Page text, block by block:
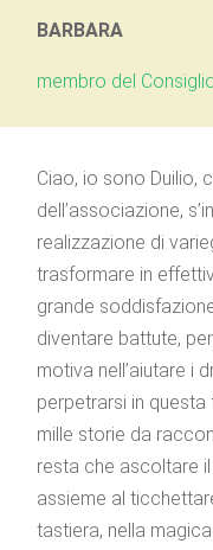
BARBARA
membro del
Ciao, io sono Duilio,
dell’associazione,
realizzazione di
trasformare in
grande
diventare battute,
motiva nell’aiutare i
perpetrarsi in
mille storie da
resta che ascoltare
assieme al
tastiera, nella